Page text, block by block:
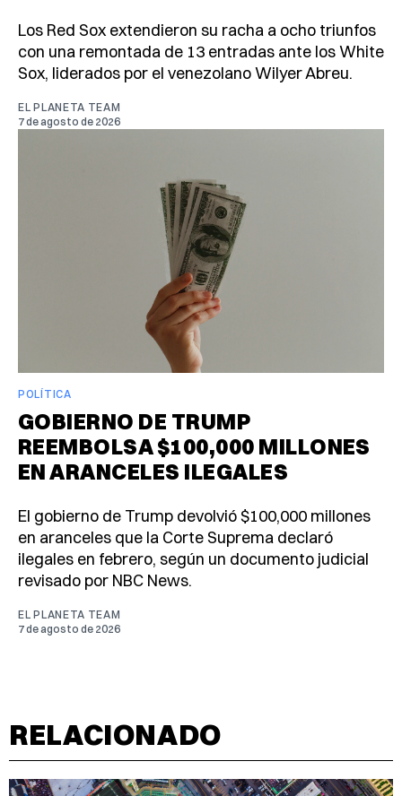
Los Red Sox extendieron su racha a ocho triunfos
con una remontada de 13 entradas ante los White
Sox, liderados por el venezolano Wilyer Abreu.
EL PLANETA TEAM
7 de agosto de 2026
POLÍTICA
GOBIERNO DE TRUMP
REEMBOLSA $100,000 MILLONES
EN ARANCELES ILEGALES
El gobierno de Trump devolvió $100,000 millones
en aranceles que la Corte Suprema declaró
ilegales en febrero, según un documento judicial
revisado por NBC News.
EL PLANETA TEAM
7 de agosto de 2026
RELACIONADO